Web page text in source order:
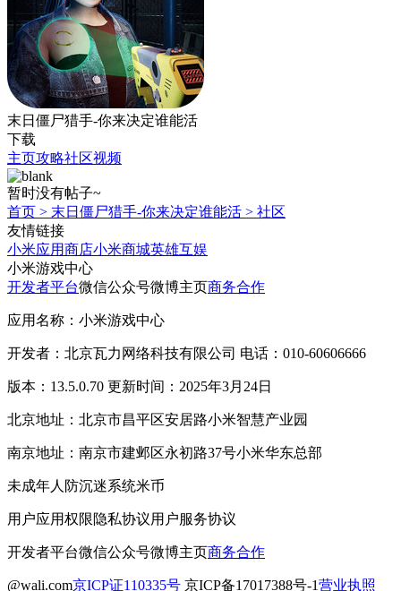
末日僵尸猎手-你来决定谁能活
下载
主页攻略社区视频
暂时没有帖子~
首页 > 末日僵尸猎手-你来决定谁能活 > 社区
友情链接
小米应用商店小米商城英雄互娱
小米游戏中心
开发者平台微信公众号微博主页商务合作
应用名称：小米游戏中心
开发者：北京瓦力网络科技有限公司 电话：010-60606666
版本：13.5.0.70 更新时间：2025年3月24日
北京地址：北京市昌平区安居路小米智慧产业园
南京地址：南京市建邺区永初路37号小米华东总部
未成年人防沉迷系统米币
用户应用权限隐私协议用户服务协议
开发者平台微信公众号微博主页商务合作
@wali.com京ICP证110335号 京ICP备17017388号-1营业执照